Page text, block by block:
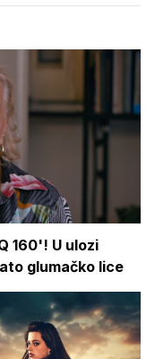
160'! U ulozi
glumačko lice